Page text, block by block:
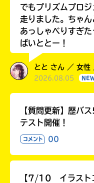
でもプリズムプロ
走りました。ちゃん
あっしゃべりすぎた
ばいととー！
とと さん ／ 女性
2026.08.05
【質問更新】歴バ
テスト開催！
コメント 00
【7/10 イラスト